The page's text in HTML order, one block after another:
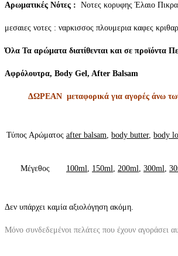
Aρωματικές Νότες : Νοτες κορυφης Έλαιο
μεσαιες νοτες : ναρκισσος πλουμερια καφες
Όλα Τα αρώματα διατίθενται και σε προϊόντα
Αφρόλουτρα, Body Gel, After Balsam
ΔΩΡΕΑΝ μεταφορικά για αγορές άνω
Τύπος Αρώματος after balsam, body butter, body
Μέγεθος 100ml, 150ml, 200ml, 300ml,
Δεν υπάρχει καμία αξιολόγηση ακόμη.
Μόνο συνδεδεμένοι πελάτες που έχουν αγοράσει